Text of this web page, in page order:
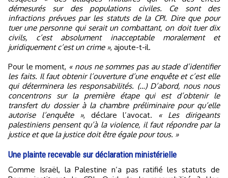
démesurés sur des populations civiles. Ce sont des
infractions prévues par les statuts de la CPI. Dire que pour
tuer une personne qui serait un combattant, on doit tuer dix
civils, c’est absolument inacceptable moralement et
juridiquement c’est un crime », ajoute-t-il.
Pour le moment, « nous ne sommes pas au stade d’identifier
les faits. Il faut obtenir l’ouverture d’une enquête et c’est elle
qui déterminera les responsabilités. (…) D’abord, nous nous
concentrons sur la première étape qui est d’obtenir le
transfert du dossier à la chambre préliminaire pour qu’elle
autorise l’enquête », déclare l’avocat. « Les dirigeants
palestiniens pensent qu’à la violence, il faut répondre par la
justice et que la justice doit être égale pour tous. »
Une plainte recevable sur déclaration ministérielle
Comme Israël, la Palestine n’a pas ratifié les statuts de